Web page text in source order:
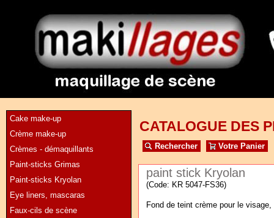
Cake make-up
Crème make-up
Crèmes - démaquillants
Paint-sticks Grimas
Paint-sticks Kryolan
Eye liners, mascaras
Faux-cils de scène
CATALOGUE DES
Rechercher Votre Panier
paint stick Kryolan
(Code: KR 5047-FS36)
Fond de teint crème pour le